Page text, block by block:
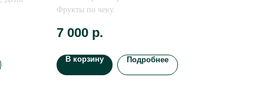
Фрукты по чеку.
7 000 р.
В корзину Подробнее